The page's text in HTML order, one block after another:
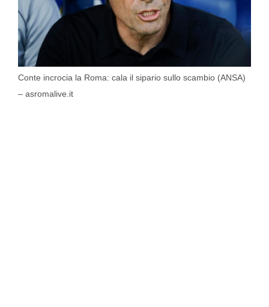
Conte incrocia la Roma: cala il sipario sullo scambio (ANSA)
– asromalive.it